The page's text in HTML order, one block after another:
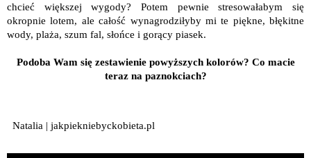
chcieć większej wygody? Potem pewnie stresowałabym się
okropnie lotem, ale całość wynagrodziłyby mi te piękne, błękitne
wody, plaża, szum fal, słońce i gorący piasek.
Podoba Wam się zestawienie powyższych kolorów? Co macie
teraz na paznokciach?
Natalia | jakpiekniebyckobieta.pl